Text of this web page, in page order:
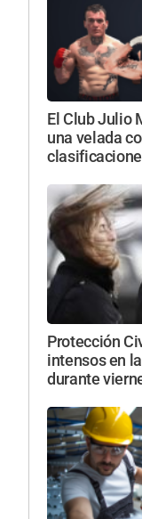
El Club Julio
una velada
Protección
intensos en
durante